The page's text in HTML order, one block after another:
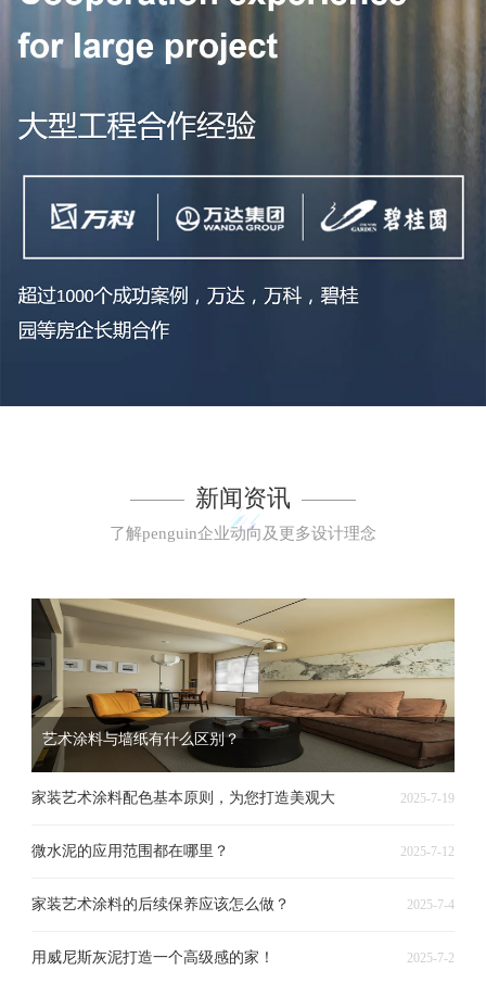
新闻资讯
了解penguin企业动向及更多设计理念
艺术涂料与墙纸有什么区别？
2025-7-19
家装艺术涂料配色基本原则，为您打造美观大
2025-7-12
微水泥的应用范围都在哪里？
2025-7-4
家装艺术涂料的后续保养应该怎么做？
2025-7-2
用威尼斯灰泥打造一个高级感的家！